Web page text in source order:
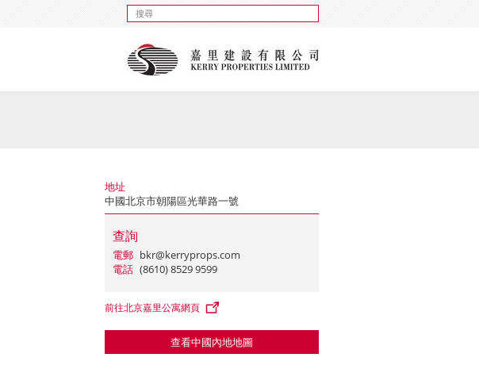
地址
中國北京市朝陽區光華路一號
查詢
電郵 bkr@kerryprops.com
電話 (8610) 8529 9599
前往北京嘉里公寓網頁
查看中國內地地圖